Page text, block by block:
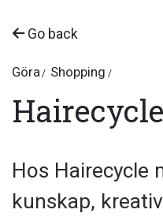
Go back
Göra Shopping
Hairecycle
Hos Hairecycle
kunskap,